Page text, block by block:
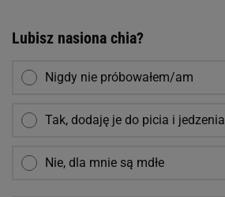
Lubisz nasiona chia?
Nigdy nie próbowałem/am
Tak, dodaję je do picia i jedzenia
Nie, dla mnie są mdłe